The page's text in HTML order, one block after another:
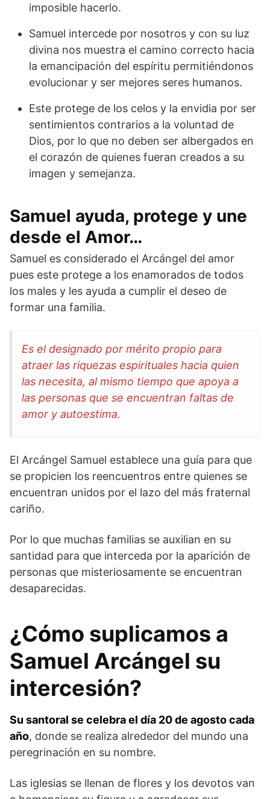
imposible hacerlo.
Samuel intercede por nosotros y con su luz
divina nos muestra el camino correcto hacia
la emancipación del espíritu permitiéndonos
evolucionar y ser mejores seres humanos.
Este protege de los celos y la envidia por ser
sentimientos contrarios a la voluntad de
Dios, por lo que no deben ser albergados en
el corazón de quienes fueran creados a su
imagen y semejanza.
Samuel ayuda, protege y une
desde el Amor…
Samuel es considerado el Arcángel del amor
pues este protege a los enamorados de todos
los males y les ayuda a cumplir el deseo de
formar una familia.
Es el designado por mérito propio para
atraer las riquezas espirituales hacia quien
las necesita, al mismo tiempo que apoya a
las personas que se encuentran faltas de
amor y autoestima.
El Arcángel Samuel establece una guía para que
se propicien los reencuentros entre quienes se
encuentran unidos por el lazo del más fraternal
cariño.
Por lo que muchas familias se auxilian en su
santidad para que interceda por la aparición de
personas que misteriosamente se encuentran
desaparecidas.
¿Cómo suplicamos a
Samuel Arcángel su
intercesión?
Su santoral se celebra el día 20 de agosto cada
año, donde se realiza alrededor del mundo una
peregrinación en su nombre.
Las iglesias se llenan de flores y los devotos van